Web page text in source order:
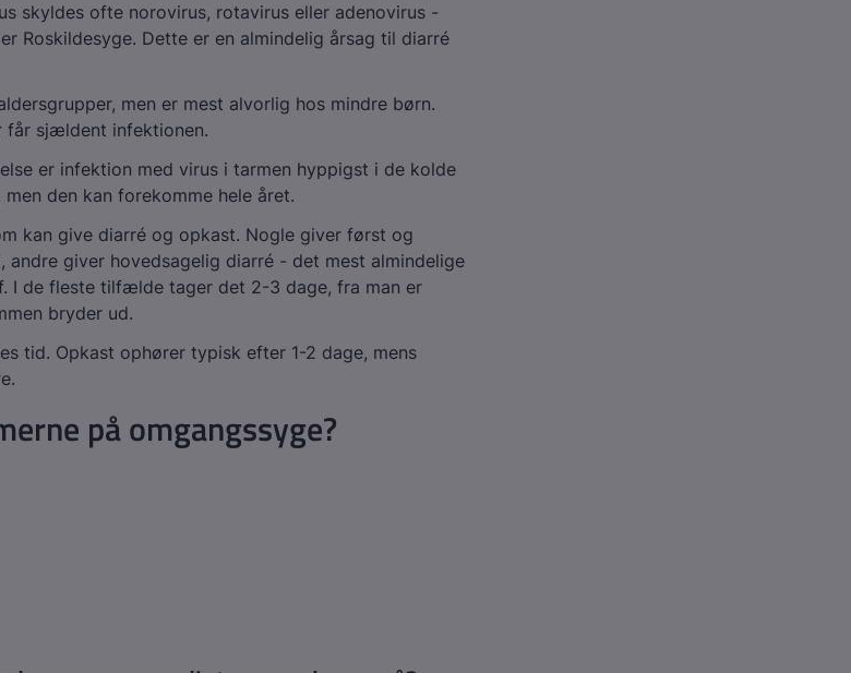
skyldes ofte norovirus, rotavirus eller adenovirus -
Roskildesyge. Dette er en almindelig årsag til diarré
men er mest alvorlig hos mindre børn.
får sjældent infektionen.
er infektion med virus i tarmen hyppigst i de kolde
den kan forekomme hele året.
kan give diarré og opkast. Nogle giver først og
andre giver hovedsagelig diarré - det mest almindelige
I de fleste tilfælde tager det 2-3 dage, fra man er
bryder ud.
tid. Opkast ophører typisk efter 1-2 dage, mens
på omgangssyge?